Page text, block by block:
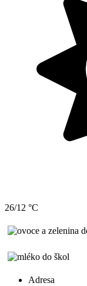
26/12 °C
Adresa